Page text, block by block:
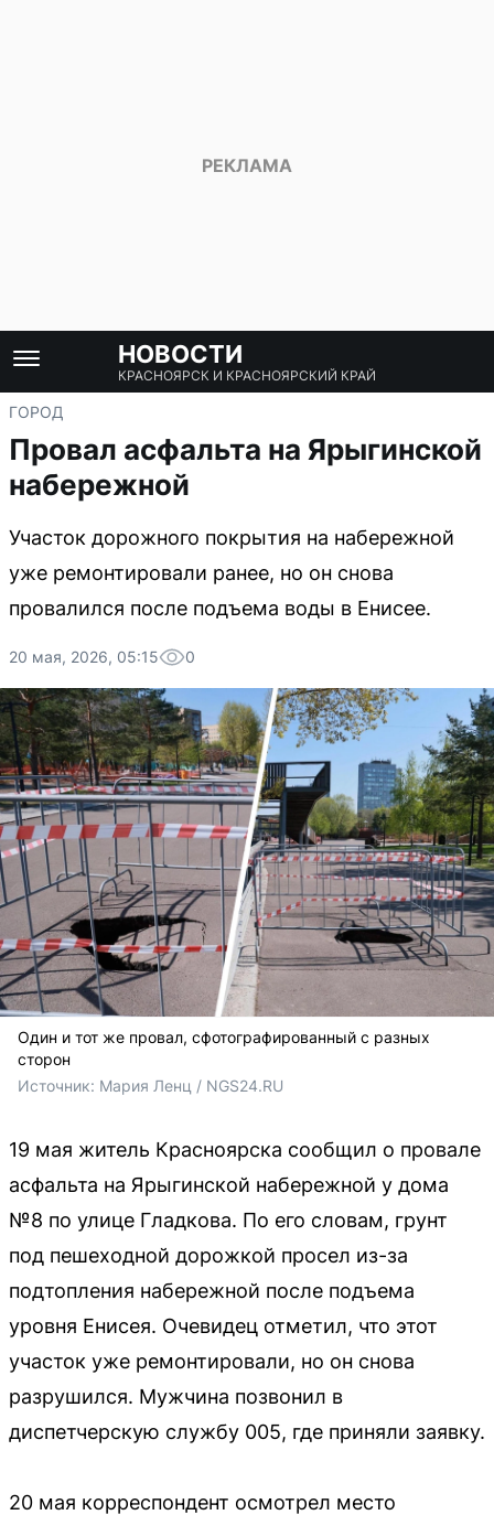
НОВОСТИ
КРАСНОЯРСК И КРАСНОЯРСКИЙ КРАЙ
ГОРОД
Провал асфальта на Ярыгинской
набережной
Участок дорожного покрытия на набережной
уже ремонтировали ранее, но он снова
провалился после подъема воды в Енисее.
20 мая, 2026, 05:15 0
Один и тот же провал, сфотографированный с разных
сторон
Источник: Мария Ленц / NGS24.RU
19 мая житель Красноярска сообщил о провале
асфальта на Ярыгинской набережной у дома
№8 по улице Гладкова. По его словам, грунт
под пешеходной дорожкой просел из-за
подтопления набережной после подъема
уровня Енисея. Очевидец отметил, что этот
участок уже ремонтировали, но он снова
разрушился. Мужчина позвонил в
диспетчерскую службу 005, где приняли заявку.
20 мая корреспондент осмотрел место